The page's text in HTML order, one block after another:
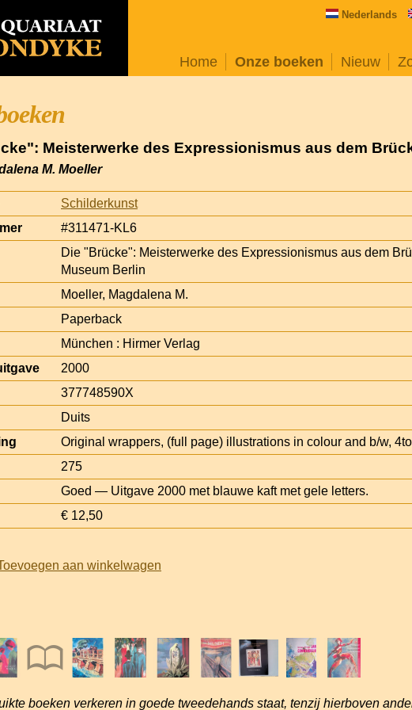
Nederlands
Home Onze boeken Nieuw
Meisterwerke des Expressionismus aus dem
M. Moeller
Schilderkunst
#311471-KL6
Die "Brücke": Meisterwerke des Expressionismus aus dem
Museum Berlin
Moeller, Magdalena M.
Paperback
München : Hirmer Verlag
2000
377748590X
Duits
Original wrappers, (full page) illustrations in colour and b/w,
275
Goed — Uitgave 2000 met blauwe kaft met gele letters.
€ 12,50
aan winkelwagen
boeken verkeren in goede tweedehands staat, tenzij hierboven